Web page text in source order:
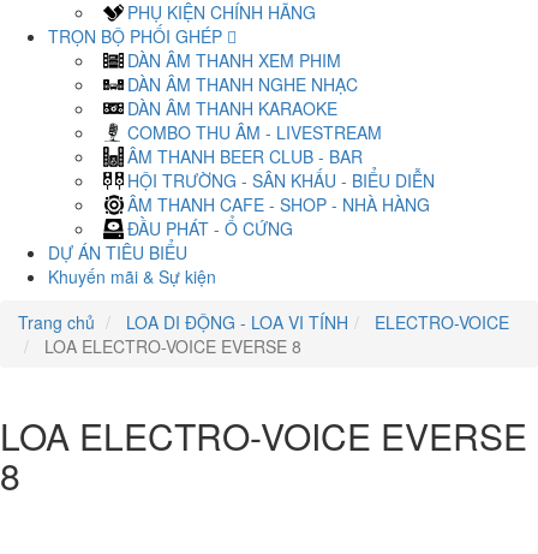
PHỤ KIỆN CHÍNH HÃNG
TRỌN BỘ PHỐI GHÉP
DÀN ÂM THANH XEM PHIM
DÀN ÂM THANH NGHE NHẠC
DÀN ÂM THANH KARAOKE
COMBO THU ÂM - LIVESTREAM
ÂM THANH BEER CLUB - BAR
HỘI TRƯỜNG - SÂN KHẤU - BIỂU DIỄN
ÂM THANH CAFE - SHOP - NHÀ HÀNG
ĐẦU PHÁT - Ổ CỨNG
DỰ ÁN TIÊU BIỂU
Khuyến mãi & Sự kiện
Trang chủ
LOA DI ĐỘNG - LOA VI TÍNH
ELECTRO-VOICE
LOA ELECTRO-VOICE EVERSE 8
LOA ELECTRO-VOICE EVERSE
8